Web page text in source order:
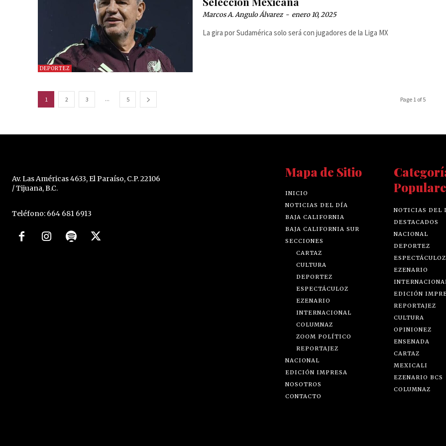
DEPORTEZ
Marcos A. Angulo Álvarez - enero 10, 2025
La gira por Sudamérica solo será con jugadores de la Liga MX
1 2 3 ... 5 Page 1 of 5
Av. Las Américas 4633, El Paraíso, C.P. 22106
/ Tijuana, B.C.
Teléfono: 664 681 6913
Mapa de Sitio
INICIO
NOTICIAS DEL DÍA
BAJA CALIFORNIA
BAJA CALIFORNIA SUR
SECCIONES
CARTAZ
CULTURA
DEPORTEZ
ESPECTÁCULOZ
EZENARIO
INTERNACIONAL
COLUMNAZ
ZOOM POLÍTICO
REPORTAJEZ
NACIONAL
EDICIÓN IMPRESA
NOSOTROS
CONTACTO
NOTICIAS DEL
DESTACADOS
NACIONAL
DEPORTEZ
ESPECTÁCULOZ
EZENARIO
EDICIÓN
REPORTAJEZ
CULTURA
OPINIONEZ
ENSENADA
CARTAZ
MEXICALI
EZENARIO BCS
COLUMNAZ